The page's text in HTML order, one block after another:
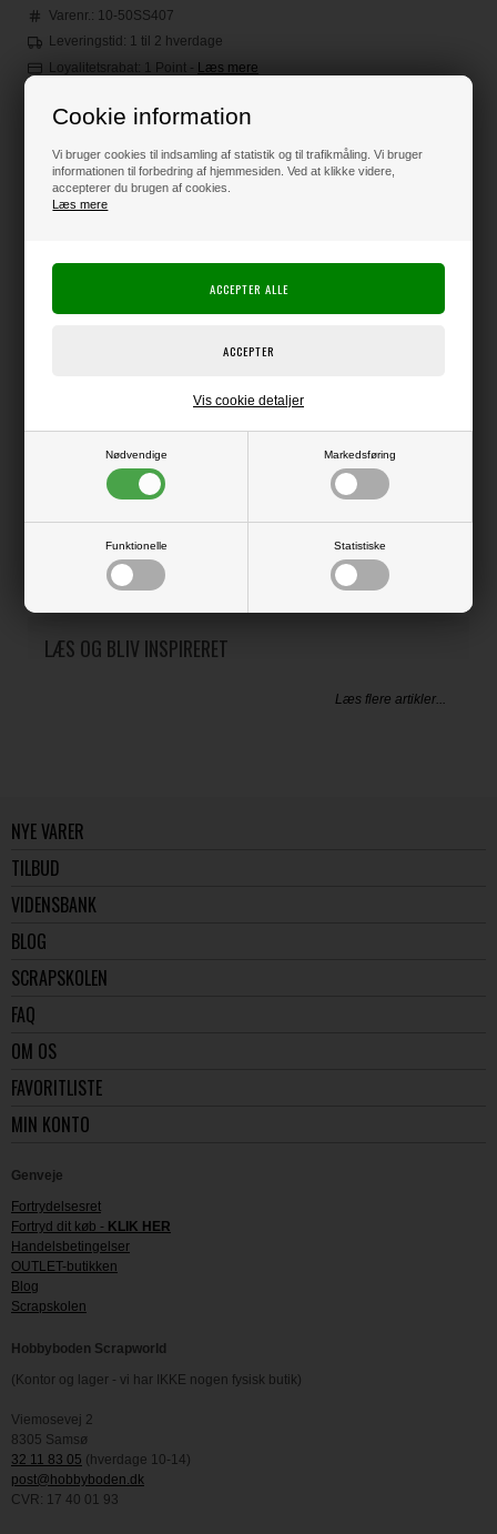
Cookie information
Vi bruger cookies til indsamling af statistik og til trafikmåling. Vi bruger
informationen til forbedring af hjemmesiden. Ved at klikke videre,
accepterer du brugen af cookies.
Læs mere
Nødvendige Markedsføring
Funktionelle Statistiske
Vis cookie detaljer
Varenr.: 10-50SS407
Leveringstid: 1 til 2 hverdage
Loyalitetsrabat: 1 Point - Læs mere
40,00DKK
Klik her for pris inkl. fragt
Varen er på lager
Lækkert og elegant karton, der minder meget om Majestic Papir i
overfladen og har det samme flotte perlemorsskær.
Med perlemor på begge sider.
LÆS OG BLIV INSPIRERET
Læs flere artikler...
NYE VARER
TILBUD
VIDENSBANK
BLOG
SCRAPSKOLEN
FAQ
OM OS
FAVORITLISTE
MIN KONTO
Genveje
Fortrydelsesret
Fortryd dit køb - KLIK HER
Handelsbetingelser
OUTLET-butikken
Blog
Scrapskolen
Hobbyboden Scrapworld
(Kontor og lager - vi har IKKE nogen fysisk butik)
Viemosevej 2
8305 Samsø
32 11 83 05 (hverdage 10-14)
post@hobbyboden.dk
CVR: 17 40 01 93